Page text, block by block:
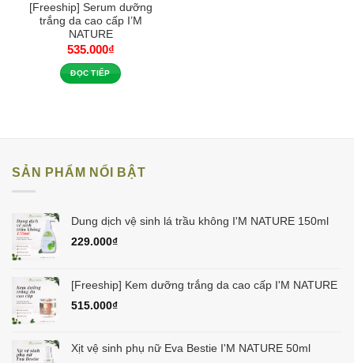
[Freeship] Serum dưỡng
trắng da cao cấp I’M
NATURE
535.000₫
ĐỌC TIẾP
SẢN PHẨM NỔI BẬT
Dung dịch vệ sinh lá trầu không I'M NATURE 150ml
229.000₫
[Freeship] Kem dưỡng trắng da cao cấp I'M NATURE
515.000₫
Xịt vệ sinh phụ nữ Eva Bestie I'M NATURE 50ml